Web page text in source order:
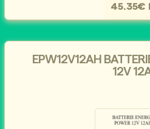
45.35€
EPW12V12AH
12V